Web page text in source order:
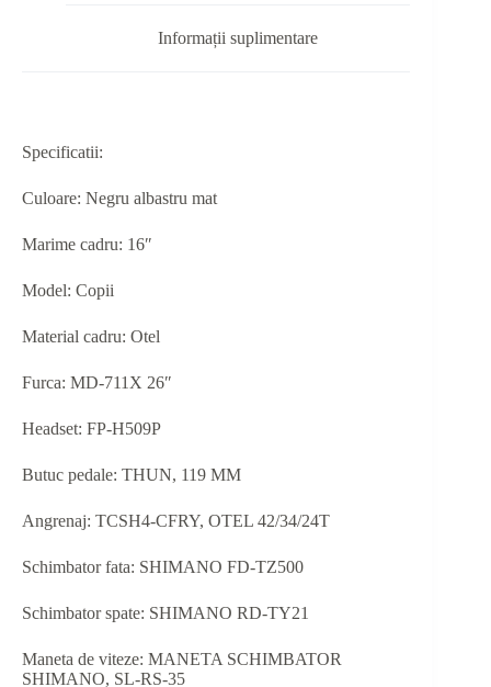
Informații suplimentare
Specificatii:
Culoare: Negru albastru mat
Marime cadru: 16″
Model: Copii
Material cadru: Otel
Furca: MD-711X 26″
Headset: FP-H509P
Butuc pedale: THUN, 119 MM
Angrenaj: TCSH4-CFRY, OTEL 42/34/24T
Schimbator fata: SHIMANO FD-TZ500
Schimbator spate: SHIMANO RD-TY21
Maneta de viteze: MANETA SCHIMBATOR
SHIMANO, SL-RS-35